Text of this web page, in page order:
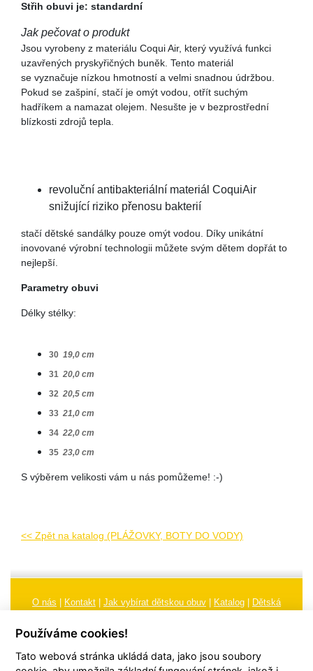
Střih obuvi je: standardní
Jak pečovat o produkt
Jsou vyrobeny z materiálu Coqui Air, který využívá funkci
uzavřených pryskyřičných buněk. Tento materiál
se vyznačuje nízkou hmotností a velmi snadnou údržbou.
Pokud se zašpiní, stačí je omýt vodou, otřít suchým
hadříkem a namazat olejem. Nesušte je v bezprostřední
blízkosti zdrojů tepla.
revoluční antibakteriální materiál CoquiAir
snižující riziko přenosu bakterií
stačí dětské sandálky pouze omýt vodou. Díky unikátní
inovované výrobní technologii můžete svým dětem dopřát to
nejlepší.
Parametry obuvi
Délky stélky:
30 19,0 cm
31 20,0 cm
32 20,5 cm
33 21,0 cm
34 22,0 cm
35 23,0 cm
S výběrem velikosti vám u nás pomůžeme! :-)
<< Zpět na katalog (PLÁŽOVKY, BOTY DO VODY)
O nás Kontakt Jak vybírat dětskou obuv Katalog
Dětská
obuvi, pokyny a informace k reklamaci Nastavení cookies
Používáme cookies!
Tato webová stránka ukládá data, jako jsou soubory